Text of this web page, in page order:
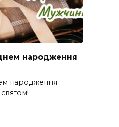
народження
народження
святом!